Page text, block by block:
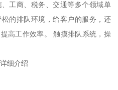
工商、税务、交通等多个领域单
的排队环境，给客户的服务，还
高工作效率。 触摸排队系统，操
细介绍